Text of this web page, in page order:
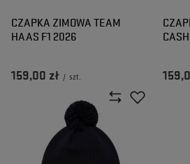
CZAPKA ZIMOWA TEAM
HAAS F1 2026
159,00 zł / szt.